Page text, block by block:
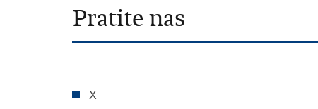
Pratite nas
X